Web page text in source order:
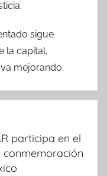
sigue
la capital,
mejorando.
participa en el